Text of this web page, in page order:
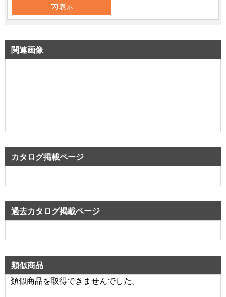
表示
関連画像
カタログ掲載ページ
過去カタログ掲載ページ
類似商品
類似商品を取得できませんでした。